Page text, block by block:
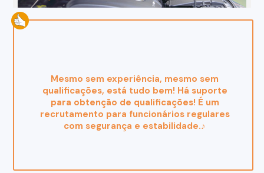
Mesmo sem experiência, mesmo sem
qualificações, está tudo bem! Há suporte
para obtenção de qualificações! É um
recrutamento para funcionários regulares
com segurança e estabilidade.♪